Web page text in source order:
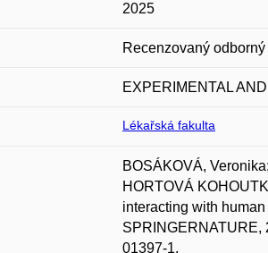
2025
Recenzovaný
EXPERIMENTAL
Lékařská fakulta
BOSÁKOVÁ,
HORTOVÁ
interacting with
SPRINGERNATURE,
01397-1.